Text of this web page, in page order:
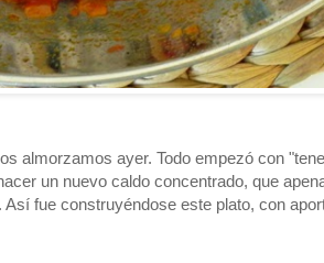
almorzamos ayer. Todo empezó con
un nuevo caldo concentrado, que
fue construyéndose este plato, con